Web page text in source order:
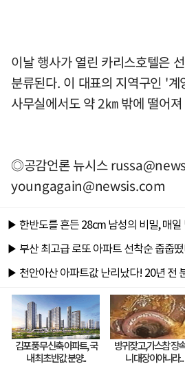
이날 행사가 열린 카리스호텔은
분류된다. 이 대표의 지역구인 '
사무실에서도 약 2㎞ 밖에 떨어
◎공감언론 뉴시스
youngagain@newsis.com